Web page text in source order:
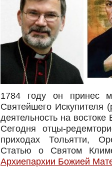
1784 году он принес
Святейшего Искупителя
деятельность на
Сегодня отцы-
приходах Тольятти,
Статью о Святом
Архиепархии Божией